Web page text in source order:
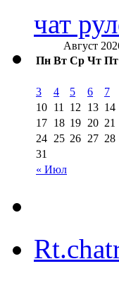
чат
Август
Пн Вт Ср Чт Пт
« Июл
3
4 5 6 7
10 11 12 13 14
17 18 19 20 21
24 25 26 27 28
31